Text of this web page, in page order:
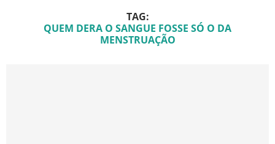
TAG:
QUEM DERA O SANGUE FOSSE SÓ O DA
MENSTRUAÇÃO